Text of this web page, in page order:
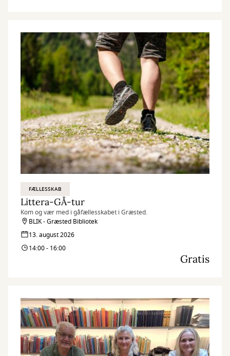
FÆLLESSKAB
Littera-GÅ-tur
Kom og vær med i gåfællesskabet i Græsted.
BLIK - Græsted Bibliotek
13. august 2026
14:00 - 16:00
Gratis